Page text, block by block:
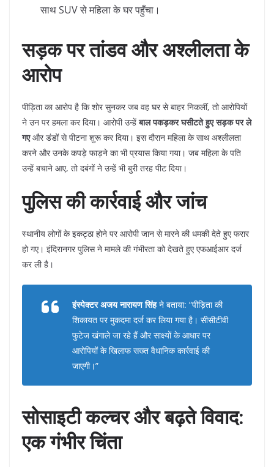
साथ SUV से महिला के घर पहुँचा।
सड़क पर तांडव और अश्लीलता के
आरोप
​पीड़िता का आरोप है कि शोर सुनकर जब वह घर से बाहर निकलीं, तो आरोपियों
ने उन पर हमला कर दिया। आरोपी उन्हेंबाल पकड़कर घसीटते हुए सड़क पर ले
गएऔर डंडों से पीटना शुरू कर दिया। इस दौरान महिला के साथ अश्लीलता
करने और उनके कपड़े फाड़ने का भी प्रयास किया गया। जब महिला के पति
उन्हें बचाने आए, तो दबंगों ने उन्हें भी बुरी तरह पीट दिया।
पुलिस की कार्रवाई और जांच
​स्थानीय लोगों के इकट्ठा होने पर आरोपी जान से मारने की धमकी देते हुए फरार
हो गए। इंदिरानगर पुलिस ने मामले की गंभीरता को देखते हुए एफआईआर दर्ज
कर ली है।
इंस्पेक्टर अजय नारायण सिंहने बताया: “पीड़िता की
शिकायत पर मुकदमा दर्ज कर लिया गया है। सीसीटीवी
फुटेज खंगाले जा रहे हैं और साक्ष्यों के आधार पर
आरोपियों के खिलाफ सख्त वैधानिक कार्रवाई की
जाएगी।”
सोसाइटी कल्चर और बढ़ते विवाद:
एक गंभीर चिंता